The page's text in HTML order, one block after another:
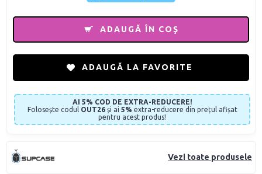
Vezi toate produsele
ADAUGĂ ÎN COŞ
ADAUGĂ LA FAVORITE
AI 5% COD DE EXTRA-REDUCERE!
Folosește codul OUT26și ai 5% extra-reducere din prețul afișat
pentru acest produs!